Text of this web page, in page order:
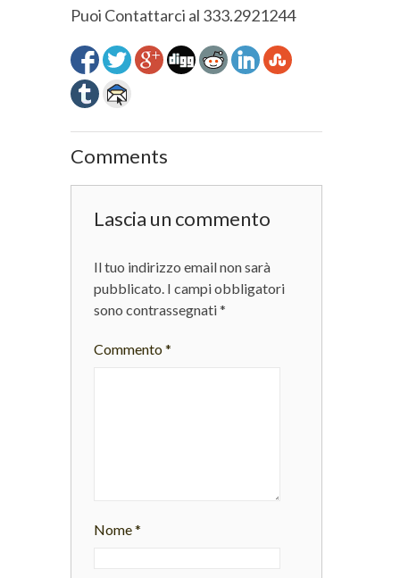
Puoi Contattarci al 333.2921244
Comments
Lascia un commento
Il tuo indirizzo email non sarà
pubblicato. I campi obbligatori
sono contrassegnati*
Commento*
Nome*